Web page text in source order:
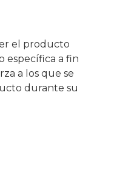
el producto
específica a fin
a los que se
durante su